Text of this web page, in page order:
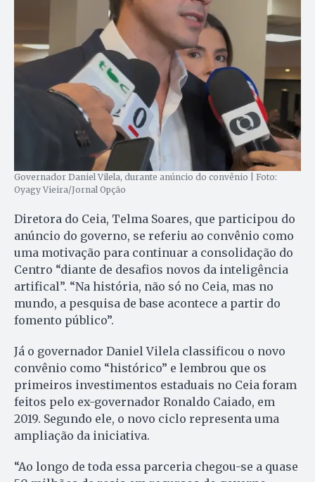
Governador Daniel Vilela, durante anúncio do convênio | Foto:
Oyagy Vieira/Jornal Opção
Diretora do Ceia, Telma Soares, que participou do
anúncio do governo, se referiu ao convênio como
uma motivação para continuar a consolidação do
Centro “diante de desafios novos da inteligência
artifical”. “Na história, não só no Ceia, mas no
mundo, a pesquisa de base acontece a partir do
fomento público”.
Já o governador Daniel Vilela classificou o novo
convênio como “histórico” e lembrou que os
primeiros investimentos estaduais no Ceia foram
feitos pelo ex-governador Ronaldo Caiado, em
2019. Segundo ele, o novo ciclo representa uma
ampliação da iniciativa.
“Ao longo de toda essa parceria chegou-se a quase